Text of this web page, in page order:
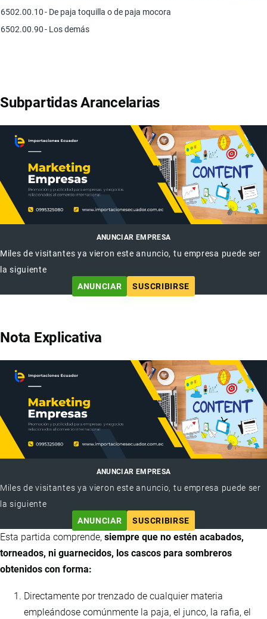
6502.00.10- De paja toquilla o de paja mocora
6502.00.90- Los demás
Subpartidas Arancelarias
ANUNCIAR EMPRESA
Miles de visitantes ya vieron este anuncio, tu empresa puede ser
la siguiente
ANUNCIAR
SUSCRIBIRSE
Nota Explicativa
ANUNCIAR EMPRESA
Miles de visitantes ya vieron este anuncio, tu empresa puede ser
la siguiente
ANUNCIAR
SUSCRIBIRSE
Esta partida comprende, siempre que no estén acabados,
torneados, ni guarnecidos, los cascos para sombreros
obtenidos con forma:
Directamente por trenzado de cualquier materia
empleándose comúnmente la paja, el junco, la rafia, el